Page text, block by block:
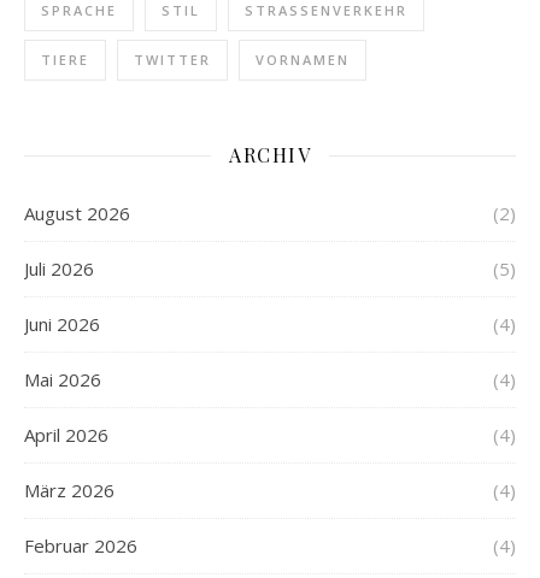
SPRACHE STIL STRASSENVERKEHR
TIERE TWITTER VORNAMEN
ARCHIV
August 2026 (2)
Juli 2026 (5)
Juni 2026 (4)
Mai 2026 (4)
April 2026 (4)
März 2026 (4)
Februar 2026 (4)